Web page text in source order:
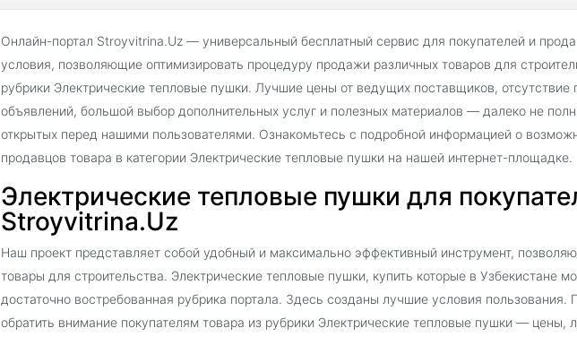
Онлайн-портал Stroyvitrina.Uz — универсальный бесплатный сервис для покупателей и
условия, позволяющие оптимизировать процедуру продажи различных товаров для
рубрики Электрические тепловые пушки. Лучшие цены от ведущих поставщиков, отсутствие
объявлений, большой выбор дополнительных услуг и полезных материалов — далеко не
открытых перед нашими пользователями. Ознакомьтесь с подробной информацией о
продавцов товара в категории Электрические тепловые пушки на нашей интернет-площадке.
Электрические тепловые пушки для
Stroyvitrina.Uz
Наш проект представляет собой удобный и максимально эффективный инструмент,
товары для строительства. Электрические тепловые пушки, купить которые в Узбекистане
достаточно востребованная рубрика портала. Здесь созданы лучшие условия пользования.
обратить внимание покупателям товара из рубрики Электрические тепловые пушки — цены,